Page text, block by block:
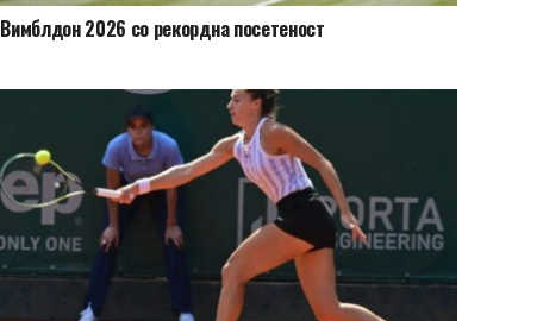
Вимблдон 2026 со рекордна посетеност